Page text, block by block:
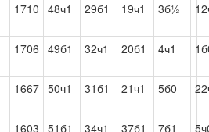
1710 48ч1 29б1 19ч1 3б½
1706 49б1 32ч1 20б1 4ч1
1667 50ч1 31б1 21ч1 5б0
1603 51б1 34ч1 37б1 7б1